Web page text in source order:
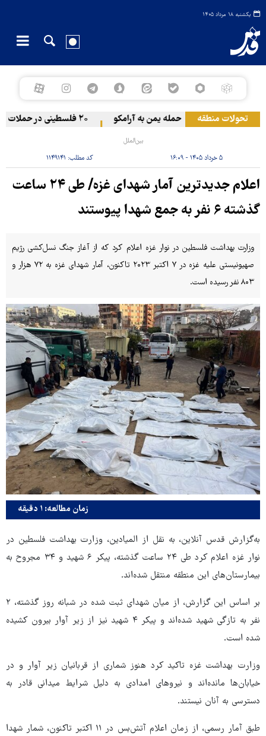
یکشنبه ۱۸ مرداد ۱۴۰۵
تحولات منطقه حمله یمن به آرامکو
بین‌الملل
۵ خرداد ۱۴۰۵ - ۱۶:۰۹ کد مطلب: ۱۱۴۹۱۴۱
اعلام جدیدترین آمار شهدای غزه/ طی ۲۴ ساعت
گذشته ۶ نفر به جمع شهدا پیوستند
وزارت بهداشت فلسطین در نوار غزه اعلام کرد که از آغاز جنگ نسل‌کشی رژیم
صهیونیستی علیه غزه در ۷ اکتبر ۲۰۲۳ تاکنون، آمار شهدای غزه به ۷۲ هزار و
۸۰۳ نفر رسیده است.
زمان مطالعه: ۱ دقیقه
به‌گزارش قدس آنلاین، به نقل از المیادین، وزارت بهداشت فلسطین در
نوار غزه اعلام کرد طی ۲۴ ساعت گذشته، پیکر ۶ شهید و ۳۴ مجروح به
بیمارستان‌های این منطقه منتقل شده‌اند.
بر اساس این گزارش، از میان شهدای ثبت‌ شده در شبانه ‌روز گذشته، ۲
نفر به ‌تازگی شهید شده‌اند و پیکر ۴ شهید نیز از زیر آوار بیرون کشیده
شده است.
وزارت بهداشت غزه تاکید کرد هنوز شماری از قربانیان زیر آوار و در
خیابان‌ها مانده‌اند و نیروهای امدادی به ‌دلیل شرایط میدانی قادر به
دسترسی به آنان نیستند.
طبق آمار رسمی، از زمان اعلام آتش‌بس در ۱۱ اکتبر تاکنون، شمار شهدا